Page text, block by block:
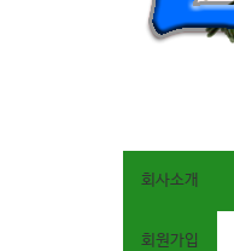
회사소개
회원가입